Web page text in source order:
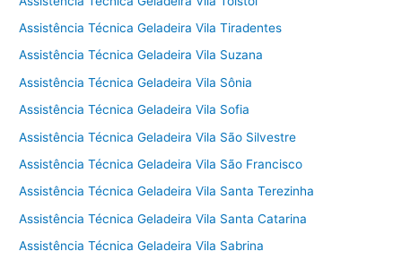
Assistência Técnica Geladeira Vila Tiradentes
Assistência Técnica Geladeira Vila Suzana
Assistência Técnica Geladeira Vila Sônia
Assistência Técnica Geladeira Vila Sofia
Assistência Técnica Geladeira Vila São Silvestre
Assistência Técnica Geladeira Vila São Francisco
Assistência Técnica Geladeira Vila Santa Terezinha
Assistência Técnica Geladeira Vila Santa Catarina
Assistência Técnica Geladeira Vila Sabrina